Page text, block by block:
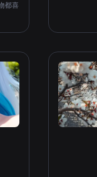
都喜